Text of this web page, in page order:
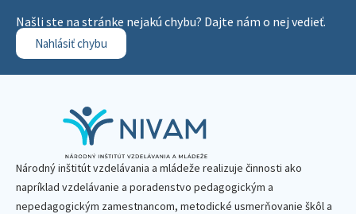
Našli ste na stránke nejakú chybu? Dajte nám o nej vedieť.
Nahlásiť chybu
Národný inštitút vzdelávania a mládeže realizuje činnosti ako
napríklad vzdelávanie a poradenstvo pedagogickým a
nepedagogickým zamestnancom, metodické usmerňovanie škôl a